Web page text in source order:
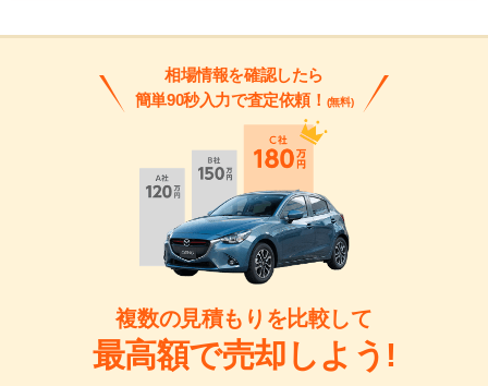
相場情報を確認したら
簡単90秒入力で査定依頼！ (無料)
複数の見積もりを比較して
最高額で売却しよう!